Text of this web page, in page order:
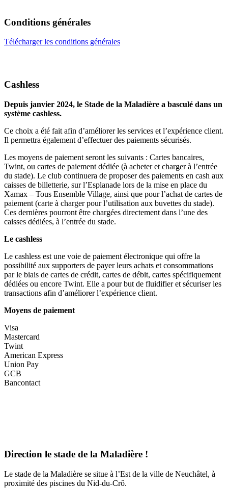
Conditions générales
Télécharger les conditions générales
Cashless
Depuis janvier 2024, le Stade de la Maladière a basculé dans un
système cashless.
Ce choix a été fait afin d’améliorer les services et l’expérience client.
Il permettra également d’effectuer des paiements sécurisés.
Les moyens de paiement seront les suivants : Cartes bancaires,
Twint, ou cartes de paiement dédiée (à acheter et charger à l’entrée
du stade). Le club continuera de proposer des paiements en cash aux
caisses de billetterie, sur l’Esplanade lors de la mise en place du
Xamax – Tous Ensemble Village, ainsi que pour l’achat de cartes de
paiement (carte à charger pour l’utilisation aux buvettes du stade).
Ces dernières pourront être chargées directement dans l’une des
caisses dédiées, à l’entrée du stade.
Le cashless
Le cashless est une voie de paiement électronique qui offre la
possibilité aux supporters de payer leurs achats et consommations
par le biais de cartes de crédit, cartes de débit, cartes spécifiquement
dédiées ou encore Twint. Elle a pour but de fluidifier et sécuriser les
transactions afin d’améliorer l’expérience client.
Moyens de paiement
Visa
Mastercard
Twint
American Express
Union Pay
GCB
Bancontact
Direction le stade de la Maladière !
Le stade de la Maladière se situe à l’Est de la ville de Neuchâtel, à
proximité des piscines du Nid-du-Crô.